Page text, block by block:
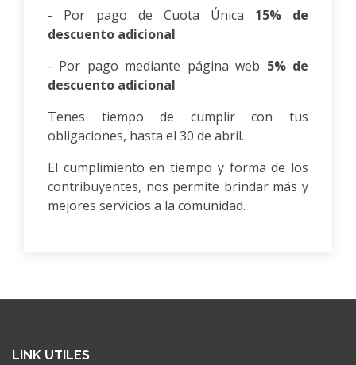
- Por pago de Cuota Única 15% de
descuento adicional
- Por pago mediante página web 5% de
descuento adicional
Tenes tiempo de cumplir con tus
obligaciones, hasta el 30 de abril.
El cumplimiento en tiempo y forma de los
contribuyentes, nos permite brindar más y
mejores servicios a la comunidad.
LINK UTILES